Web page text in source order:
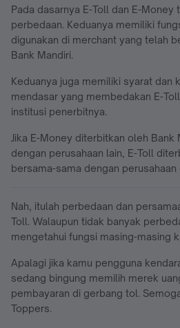
Pada dasarnya E-Toll dan E-Money
perbedaan. Keduanya memiliki
digunakan di merchant yang telah
Bank Mandiri.
Keduanya juga memiliki syarat dan
mendasar yang membedakan E-
institusi penerbitnya.
Jika E-Money diterbitkan oleh Bank
dengan perusahaan lain, E-Toll
bersama-sama dengan
Nah, itulah perbedaan dan
Toll. Walaupun tidak banyak
mengetahui fungsi masing-masing
Apalagi jika kamu pengguna
sedang bingung memilih merek
pembayaran di gerbang tol.
Toppers.